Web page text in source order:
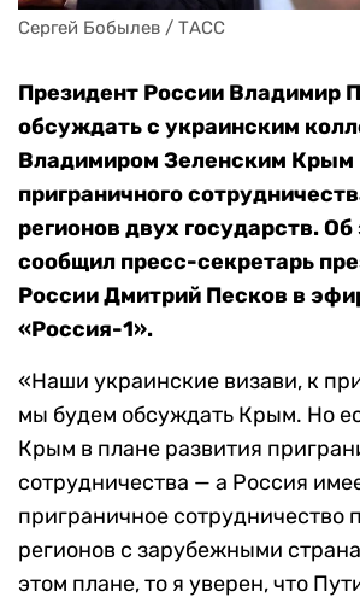
Сергей Бобылев / ТАСС
Президент России Владимир
обсуждать с украинским
Владимиром Зеленским Крым
приграничного
регионов двух государств.
сообщил пресс-секретарь
России Дмитрий Песков в
«Россия-1».
«Наши украинские визави, к
мы будем обсуждать Крым. Но
Крым в плане развития
сотрудничества — а Россия
приграничное сотрудничество
регионов с зарубежными
этом плане, то я уверен, что